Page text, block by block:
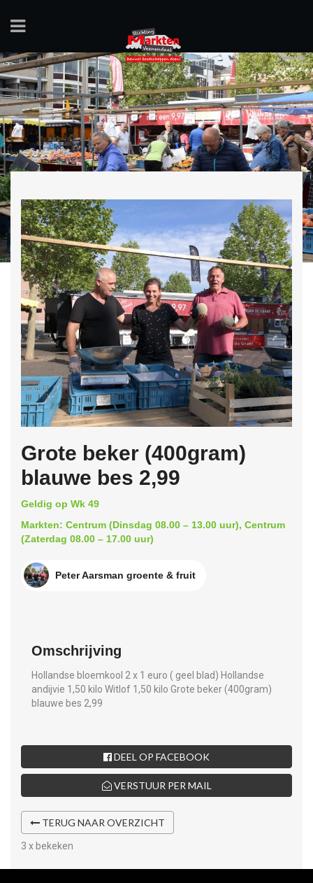
Grote beker (400gram)
blauwe bes 2,99
Geldig op Wk 49
Markten: Centrum (Dinsdag 08.00 – 13.00 uur), Centrum
(Zaterdag 08.00 – 17.00 uur)
Peter Aarsman groente & fruit
Omschrijving
Hollandse bloemkool 2 x 1 euro ( geel blad) Hollandse
andijvie 1,50 kilo Witlof 1,50 kilo Grote beker (400gram)
blauwe bes 2,99
DEEL OP FACEBOOK
VERSTUUR PER MAIL
TERUG NAAR OVERZICHT
3 x bekeken